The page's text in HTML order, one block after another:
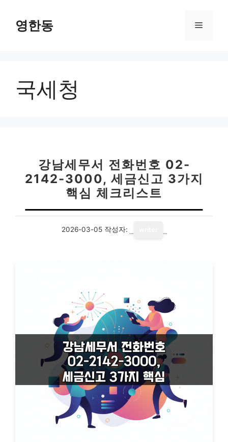
영한동 메
국세청
강남세무서 전화번호 02-
2142-3000, 세금신고 3가지
핵심 체크리스트
2026-03-05 작성자: